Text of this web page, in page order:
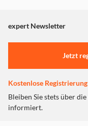
expert Newsletter
Jetzt
Kostenlose Registrierung
Bleiben Sie stets über
informiert.